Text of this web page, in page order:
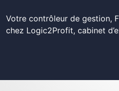
Votre contrôleur de gestion,
chez Logic2Profit, cabinet